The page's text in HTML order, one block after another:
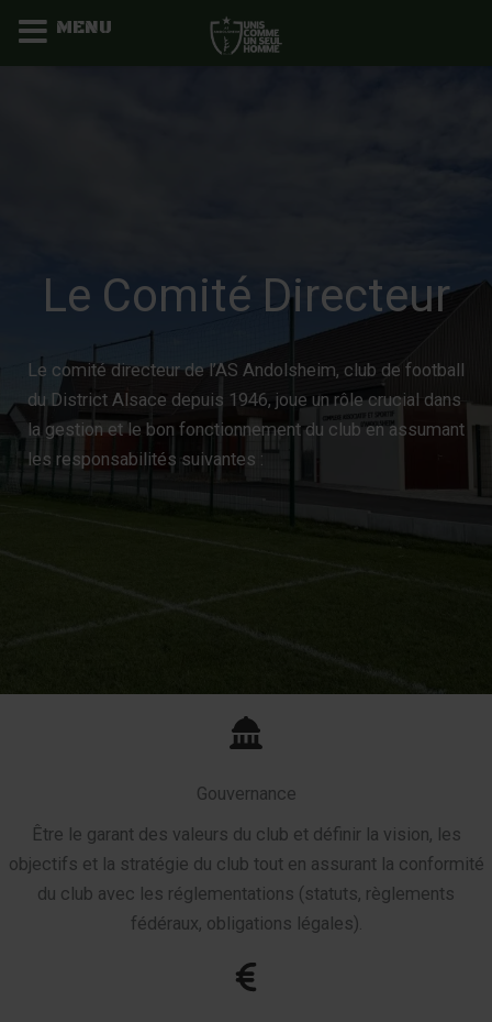
Le Comité Directeur
Le comité directeur de l’AS Andolsheim, club de football
du District Alsace depuis 1946, joue un rôle crucial dans
la gestion et le bon fonctionnement du club en assumant
les responsabilités suivantes :
Gouvernance
Être le garant des valeurs du club et définir la vision, les
objectifs et la stratégie du club tout en assurant la conformité
du club avec les réglementations (statuts, règlements
fédéraux, obligations légales).
MENU